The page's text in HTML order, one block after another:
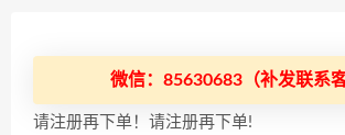
微信：85630683（补发联系客
请注册再下单！请注册再下单!